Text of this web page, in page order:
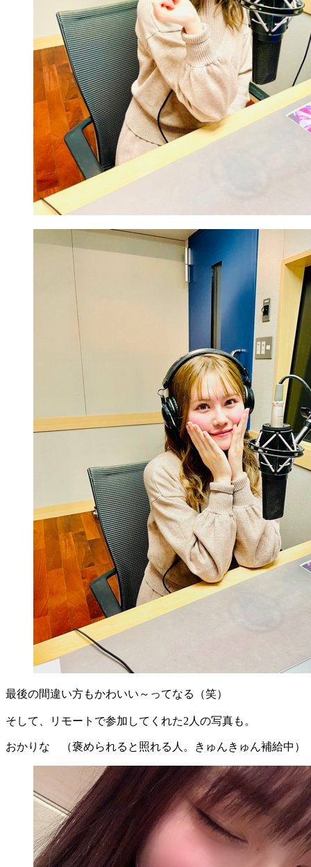
最後の間違い方もかわいい～ってなる（笑）
そして、リモートで参加してくれた2人の写真も。
おかりな （褒められると照れる人。きゅんきゅん補給中）